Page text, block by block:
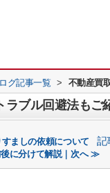
グ記事一覧 > 不動産買
ラブル回避法もご
ましの依頼について 記
に分けて解説｜次へ ≫